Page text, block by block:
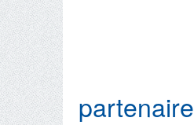
partenaire